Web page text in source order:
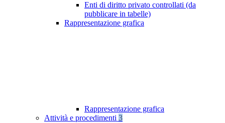
Enti di diritto privato controllati (da
pubblicare in tabelle)
Rappresentazione grafica
Rappresentazione grafica
Attività e procedimenti 3